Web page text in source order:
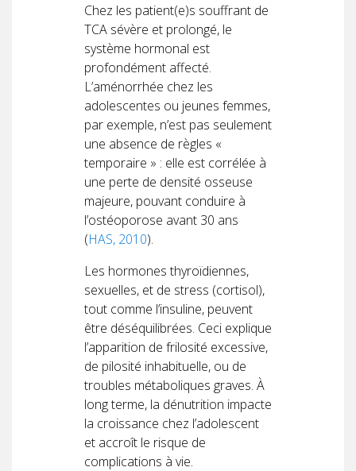
Chez les patient(e)s souffrant de
TCA sévère et prolongé, le
système hormonal est
profondément affecté.
L’aménorrhée chez les
adolescentes ou jeunes femmes,
par exemple, n’est pas seulement
une absence de règles «
temporaire » : elle est corrélée à
une perte de densité osseuse
majeure, pouvant conduire à
l’ostéoporose avant 30 ans
(HAS, 2010).
Les hormones thyroïdiennes,
sexuelles, et de stress (cortisol),
tout comme l’insuline, peuvent
être déséquilibrées. Ceci explique
l’apparition de frilosité excessive,
de pilosité inhabituelle, ou de
troubles métaboliques graves. À
long terme, la dénutrition impacte
la croissance chez l’adolescent
et accroît le risque de
complications à vie.